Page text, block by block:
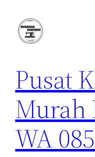
konten
Pusat
Murah
WA